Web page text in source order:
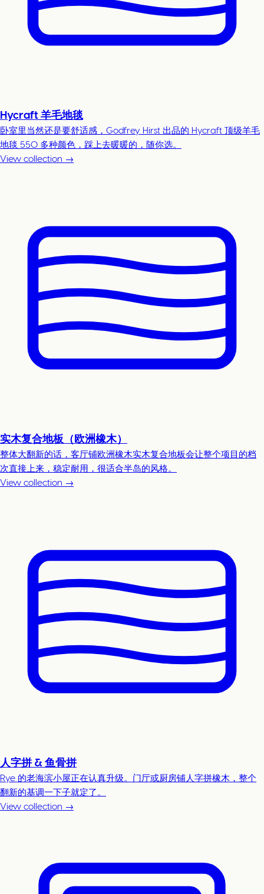
Hycraft 羊毛地毯
卧室里当然还是要舒适感，Godfrey Hirst 出品的 Hycraft 顶级羊毛
地毯 550 多种颜色，踩上去暖暖的，随你选。
View collection →
实木复合地板（欧洲橡木）
整体大翻新的话，客厅铺欧洲橡木实木复合地板会让整个项目的档
次直接上来，稳定耐用，很适合半岛的风格。
View collection →
人字拼 & 鱼骨拼
Rye 的老海滨小屋正在认真升级。门厅或厨房铺人字拼橡木，整个
翻新的基调一下子就定了。
View collection →